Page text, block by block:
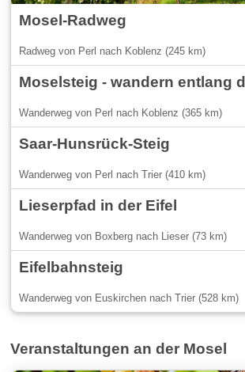
Mosel-Radweg
Radweg von Perl nach Koblenz (245 km)
Moselsteig - wandern entlang
Wanderweg von Perl nach Koblenz (365 km)
Saar-Hunsrück-Steig
Wanderweg von Perl nach Trier (410 km)
Lieserpfad in der Eifel
Wanderweg von Boxberg nach Lieser (73 km)
Eifelbahnsteig
Wanderweg von Euskirchen nach Trier (528 km)
Veranstaltungen an der Mosel